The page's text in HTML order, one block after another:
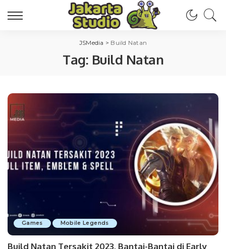
JSMedia > Build Natan
Tag: Build Natan
Games Mobile Legends
Build Natan Tersakit 2023, Bantai-Bantai di Early